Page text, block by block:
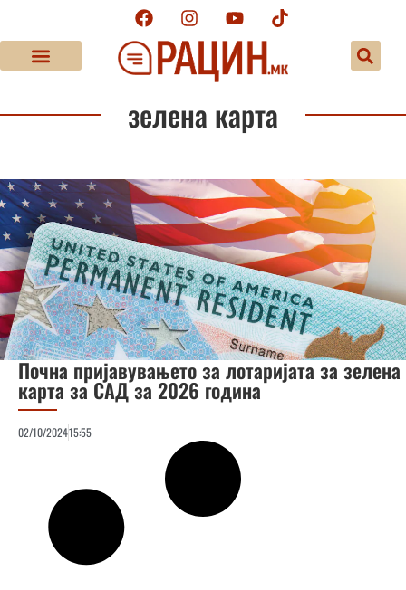
зелена карта
Почна пријавувањето за лотаријата за зелена
карта за САД за 2026 година
02/10/202415:55